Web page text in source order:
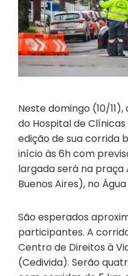
Neste domingo (10/
do Hospital de
edição de sua corrida
início às 6h com
largada será na praça
Buenos Aires), no
São esperados
participantes. A
Centro de Direitos à
(Cedivida). Serão